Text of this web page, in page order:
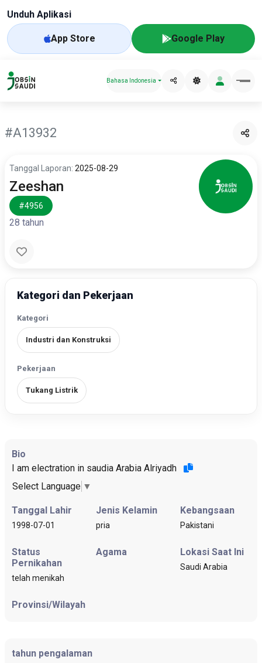
Unduh Aplikasi
App Store Google Play
Bahasa Indonesia
#A13932
Tanggal Laporan: 2025-08-29
Zeeshan
#4956
28 tahun
Kategori dan Pekerjaan
Kategori
Industri dan Konstruksi
Pekerjaan
Tukang Listrik
Bio
I am electration in saudia Arabia Alriyadh
Select Language ▼
Tanggal Lahir
1998-07-01
Jenis Kelamin
pria
Kebangsaan
Pakistani
Status
Pernikahan
telah menikah
Agama Lokasi Saat Ini
Saudi Arabia
Provinsi/Wilayah
tahun pengalaman